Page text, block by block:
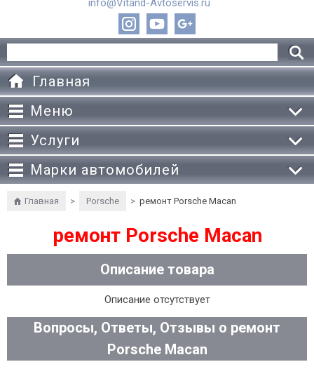
info@Vitand-Avtoservis.ru
Главная
Меню
Услуги
Марки автомобилей
Главная > Porsche > ремонт Porsche Macan
ремонт Porsche Macan
Описание товара
Описание отсутствует
Вопросы, Ответы, Отзывы о ремонт
Porsche Macan